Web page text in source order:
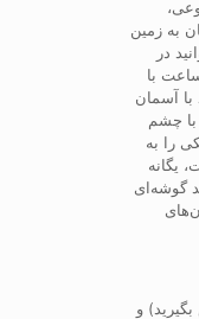
به زمین
در
با
آسمان
چشم
را به
یگانه
گوشه‌ای
با شماره ۱۸۸۸ تماس بگیرید) و